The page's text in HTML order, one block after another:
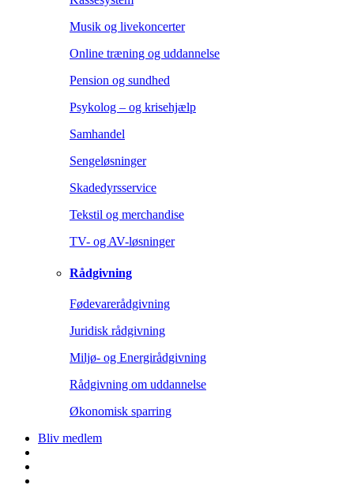
Musik og livekoncerter
Online træning og uddannelse
Pension og sundhed
Psykolog – og krisehjælp
Samhandel
Sengeløsninger
Skadedyrsservice
Tekstil og merchandise
TV- og AV-løsninger
Rådgivning
Fødevarerådgivning
Juridisk rådgivning
Miljø- og Energirådgivning
Rådgivning om uddannelse
Økonomisk sparring
Bliv medlem